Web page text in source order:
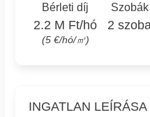
Bérleti díj
2.2 M Ft/hó
(5 €/hó/㎡)
Szobák
2 szoba
INGATLAN LEÍRÁSA